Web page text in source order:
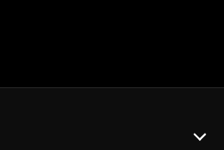
a ona mylně věří, že jiný muž